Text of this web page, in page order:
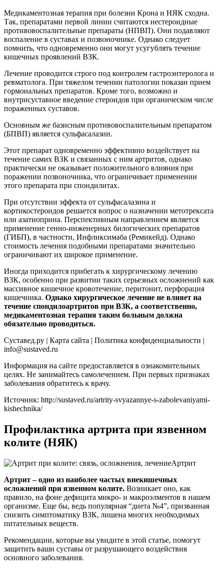
Медикаментозная терапия при болезни Крона и НЯК сходна.
Так, препаратами первой линии считаются нестероидные
противовоспалительные препараты (НПВП). Они подавляют
воспаление в суставах и позвоночнике. Однако следует
помнить, что одновременно они могут усугублять течение
кишечных проявлений ВЗК.
Лечение проводится строго под контролем гастроэнтеролога и
ревматолога. При тяжелом течении патологии показан прием
гормональных препаратов. Кроме того, возможно и
внутрисуставное введение стероидов при органическом числе
пораженных суставов.
Основным же базисным противовоспалительным препаратом
(БПВП) является сульфасалазин.
Этот препарат одновременно эффективно воздействует на
течение самих ВЗК и связанных с ним артритов, однако
практически не оказывает положительного влияния при
поражении позвоночника, что ограничивает применении
этого препарата при спондилитах.
При отсутствии эффекта от сульфасалазина и
кортикостероидов решается вопрос о назначении метотрексата
или азатиоприна. Перспективным направлением является
применение генно-инженерных билогических препаратов
(ГИБП), в частности, Инфликсимаба (Ремикейд). Однако
стоимость лечения подобными препаратами значительно
ограничивают их широкое применение.
Иногда приходится прибегать к хирургическому лечению
ВЗК, особенно при развитии таких серьезных осложнений как
массивное кишечное кровотечение, перитонит, перфорация
кишечника. Однако хирургическое лечение не влияет на
течение спондилоартритов при ВЗК, а соответственно,
медикаментозная терапия таким больным должна
обязательно проводиться.
Суставед.ру | Карта сайта | Политика конфиденциальности |
info@sustaved.ru
Информация на сайте предоставляется в ознакомительных
целях. Не занимайтесь самолечением. При первых признаках
заболевания обратитесь к врачу.
Источник: http://sustaved.ru/artrity-svyazannye-s-zabolevaniyami-
kishechnika/
Профилактика артрита при язвенном
колите (НЯК)
Артрит
Артрит – одно из наиболее частых внекишечных
осложнений при язвенном колите. Возникает оно, как
правило, на фоне дефицита микро- и макроэлментов в нашем
организме. Еще бы, ведь популярная “диета №4”, призванная
снизить симптоматику ВЗК, лишена многих необходимых
питательных веществ.
Рекомендации, которые вы увидите в этой статье, помогут
защитить ваши суставы от разрушающего воздействия
основного заболевания.